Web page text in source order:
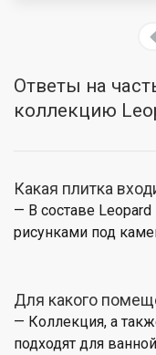
Ответы на
коллекцию
Какая плитка
— В составе Leopard
рисунками под
Для какого
— Коллекция, а
подходят для